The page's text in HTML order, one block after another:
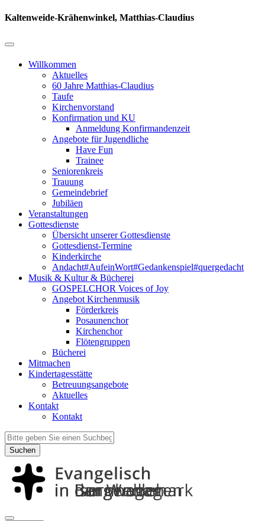
Kaltenweide-Krähenwinkel, Matthias-Claudius
Willkommen
Aktuelles
60 Jahre Matthias-Claudius
Taufe
Kirchenvorstand
Konfirmation und KU
Anmeldung Konfirmandenzeit
Angebote für Jugendliche
Have Fun
Trainee
Seniorenkreis
Trauung
Gemeindebrief
Jubiläen
Veranstaltungen
Gottesdienste
Übersicht unserer Gottesdienste
Gottesdienst-Termine
Kinderkirche
Andacht#AufeinWort#Gedankenspiel#quergedacht
Musik & Kultur & Bücherei
GOSPELCHOR Voices of Joy
Angebot Kirchenmusik
Förderkreis
Posaunenchor
Kirchenchor
Flötengruppen
Bücherei
Mitmachen
Kindertagesstätte
Betreuungsangebote
Aktuelles
Kontakt
Kontakt
Suchen